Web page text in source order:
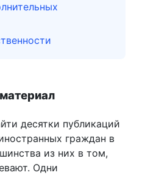
десятки публикаций
граждан в
из них в том,
Одни